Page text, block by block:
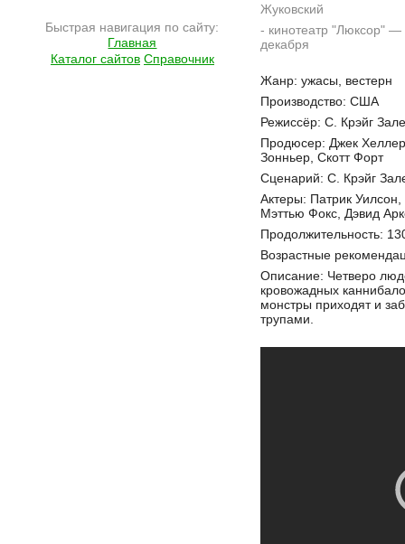
Быстрая навигация по сайту:
Главная
Каталог сайтов Справочник
Жуковский
- кинотеатр "Люксор" —
декабря
Жанр: ужасы, вестерн
Производство: США
Режиссёр: С. Крэйг
Продюсер: Джек
Зонньер, Скотт Форт
Сценарий: С. Крэйг
Актеры: Патрик
Мэттью Фокс, Дэвид
Продолжительность:
Возрастные
Описание: Четверо
кровожадных
монстры приходят и
трупами.